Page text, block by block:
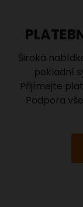
Široká
pokladní
Přijímejte
Podpora